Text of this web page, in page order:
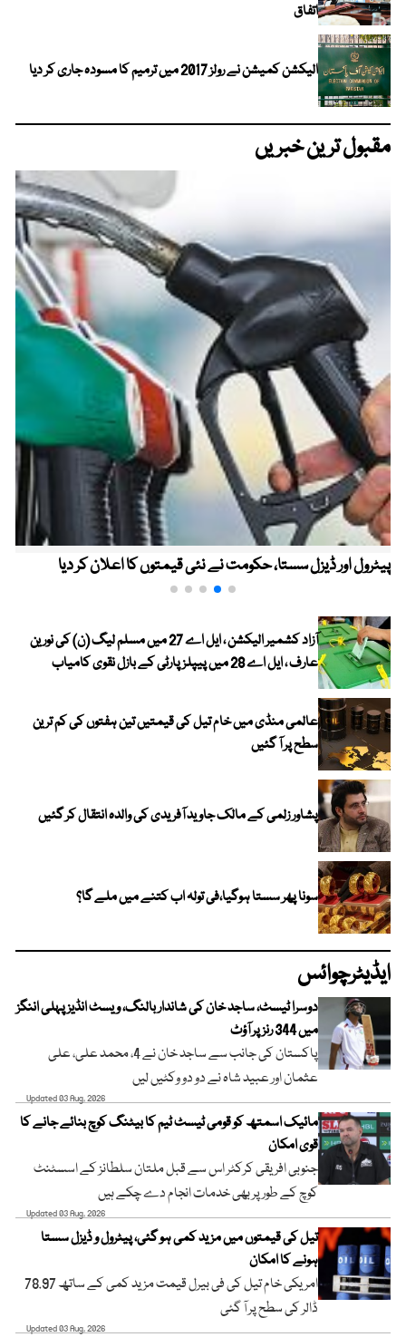
اتفاق
الیکشن کمیشن نے رولز 2017 میں ترمیم کا مسودہ جاری کر دیا
مقبول ترین خبریں
پیٹرول اور ڈیزل سستا، حکومت نے نئی قیمتوں کا اعلان کر دیا
آزاد کشمیر الیکشن ، ایل اے 27 میں مسلم لیگ (ن) کی نورین
عارف ، ایل اے 28 میں پیپلز پارٹی کے بازل نقوی کامیاب
عالمی منڈی میں خام تیل کی قیمتیں تین ہفتوں کی کم ترین
سطح پر آ گئیں
پشاور زلمی کے مالک جاوید آفریدی کی والدہ انتقال کر گئیں
سونا پھر سستا ہوگیا،فی تولہ اب کتنے میں ملے گا؟
ایڈیٹرچوائس
دوسرا ٹیسٹ، ساجد خان کی شاندار بالنگ، ویسٹ انڈیز پہلی اننگز
میں 344 رنز پر آؤٹ
پاکستان کی جانب سے ساجد خان نے 4، محمد علی، علی
عثمان اور عبید شاہ نے دو دو وکٹیں لیں
Updated 03 Aug, 2026
مائیک اسمتھ کو قومی ٹیسٹ ٹیم کا بیٹنگ کوچ بنائے جانے کا
قوی امکان
جنوبی افریقی کرکٹر اس سے قبل ملتان سلطانز کے اسسٹنٹ
کوچ کے طور پر بھی خدمات انجام دے چکے ہیں
Updated 03 Aug, 2026
تیل کی قیمتوں میں مزید کمی ہو گئی، پیٹرول و ڈیزل سستا
ہونے کا امکان
امریکی خام تیل کی فی بیرل قیمت مزید کمی کے ساتھ 78.97
ڈالر کی سطح پر آ گئی
Updated 03 Aug, 2026